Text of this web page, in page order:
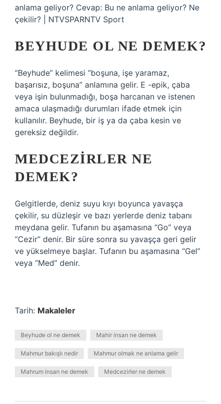
anlama geliyor? Cevap: Bu ne anlama geliyor? Ne
çekilir? | NTVSPARNTV Sport
BEYHUDE OL NE DEMEK?
“Beyhude” kelimesi “boşuna, işe yaramaz,
başarısız, boşuna” anlamına gelir. E -epik, çaba
veya işin bulunmadığı, boşa harcanan ve istenen
amaca ulaşmadığı durumları ifade etmek için
kullanılır. Beyhude, bir iş ya da çaba kesin ve
gereksiz değildir.
MEDCEZIRLER NE
DEMEK?
Gelgitlerde, deniz suyu kıyı boyunca yavaşça
çekilir, su düzleşir ve bazı yerlerde deniz tabanı
meydana gelir. Tufanın bu aşamasına “Go” veya
“Cezir” denir. Bir süre sonra su yavaşça geri gelir
ve yükselmeye başlar. Tufanın bu aşamasına “Gel”
veya “Med” denir.
Tarih: Makaleler
Beyhude ol ne demek Mahir insan ne demek
Mahmur bakışlı nedir Mahmur olmak ne anlama gelir
Mahrum insan ne demek Medcezirler ne demek